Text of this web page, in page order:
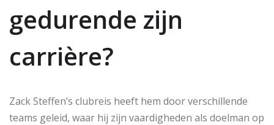
gedurende zijn
carrière?
Zack Steffen’s clubreis heeft hem door verschillende
teams geleid, waar hij zijn vaardigheden als doelman op